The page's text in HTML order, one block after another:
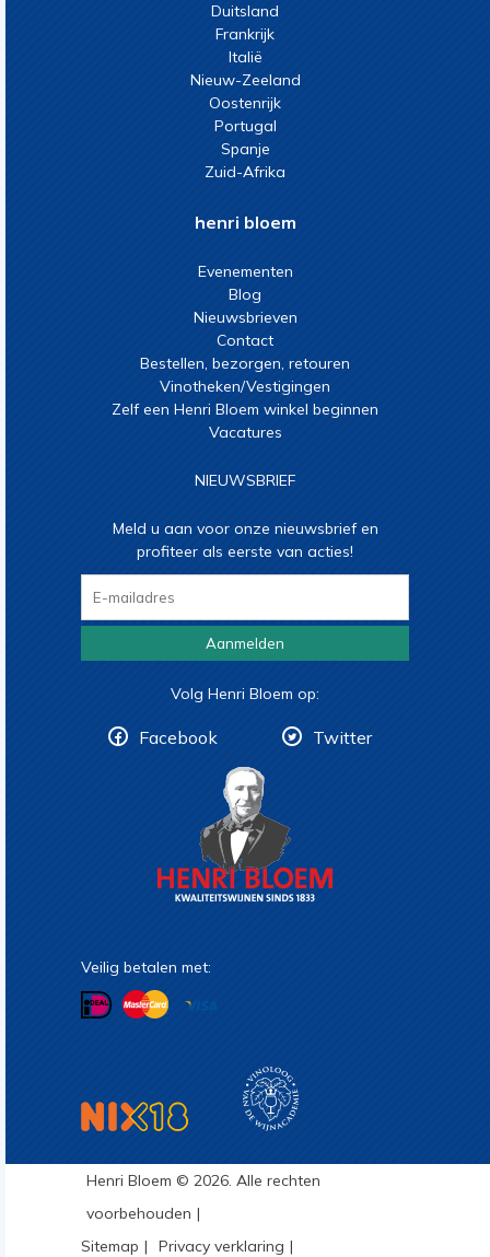
Duitsland
Frankrijk
Italië
Nieuw-Zeeland
Oostenrijk
Portugal
Spanje
Zuid-Afrika
henri bloem
Evenementen
Blog
Nieuwsbrieven
Contact
Bestellen, bezorgen, retouren
Vinotheken/Vestigingen
Zelf een Henri Bloem winkel beginnen
Vacatures
NIEUWSBRIEF
Meld u aan voor onze nieuwsbrief en
profiteer als eerste van acties!
Aanmelden
Volg Henri Bloem op:
Facebook Twitter
Veilig betalen met:
Henri Bloem © 2026. Alle rechten
voorbehouden
Sitemap
Privacy verklaring